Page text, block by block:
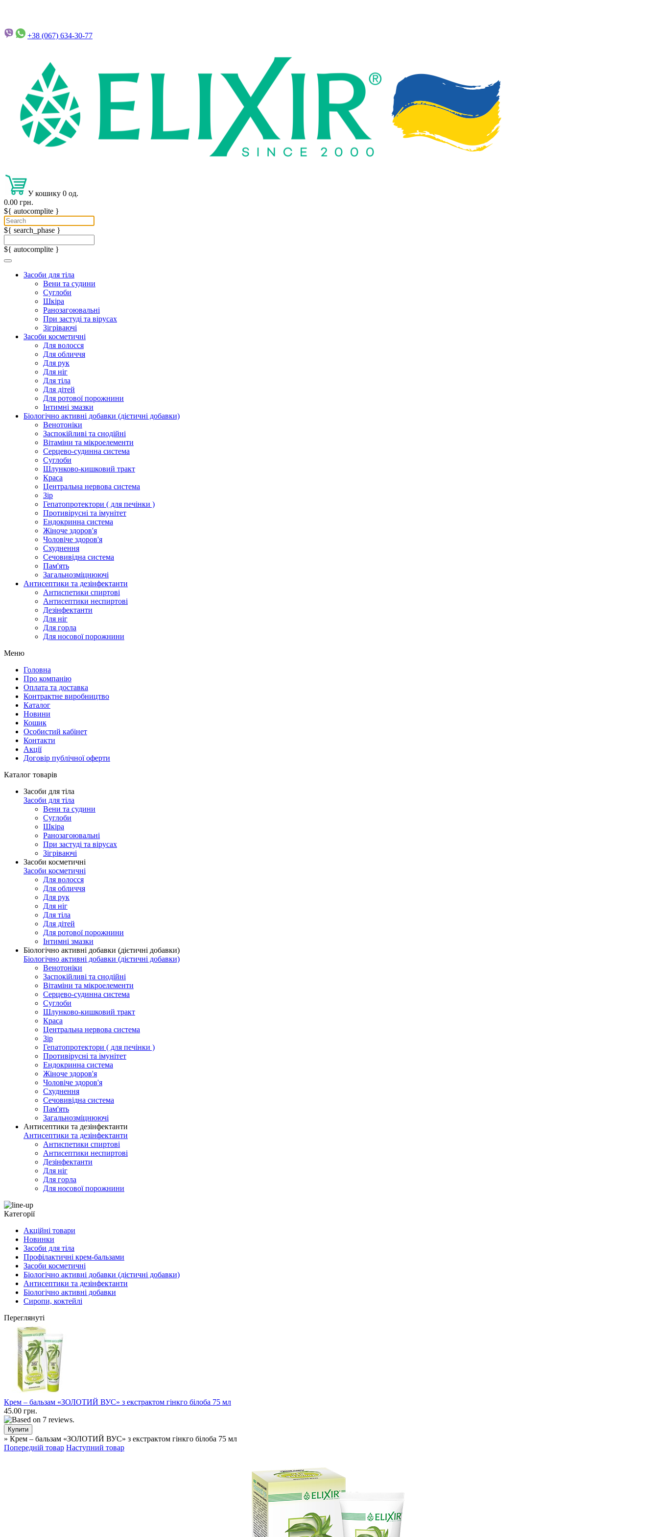
+38 (067) 634-30-77
У кошику 0 од.
0.00 грн.
${ autocomplite }
${ search_phase }
${ autocomplite }
Засоби для тіла
Вени та судини
Суглоби
Шкіра
Ранозагоювальні
При застуді та вірусах
Зігріваючі
Засоби косметичні
Для волосся
Для обличчя
Для рук
Для ніг
Для тіла
Для дітей
Для ротової порожнини
Інтимні змазки
Біологічно активні добавки (дієтичні добавки)
Венотоніки
Заспокійливі та снодійні
Вітаміни та мікроелементи
Серцево-судинна система
Суглоби
Шлунково-кишковий тракт
Краса
Центральна нервова система
Зір
Гепатопротектори ( для печінки )
Противірусні та імунітет
Ендокринна система
Жіноче здоров'я
Чоловіче здоров'я
Схуднення
Сечовивідна система
Пам'ять
Загальнозміцнюючі
Антисептики та дезінфектанти
Антиспетики спиртові
Антисептики неспиртові
Дезінфектанти
Для ніг
Для горла
Для носової порожнини
Меню
Головна
Про компанію
Оплата та доставка
Контрактне виробництво
Каталог
Новини
Кошик
Особистий кабінет
Контакти
Акції
Договір публічної оферти
Каталог товарів
Засоби для тіла
Засоби для тіла
Вени та судини
Суглоби
Шкіра
Ранозагоювальні
При застуді та вірусах
Зігріваючі
Засоби косметичні
Засоби косметичні
Для волосся
Для обличчя
Для рук
Для ніг
Для тіла
Для дітей
Для ротової порожнини
Інтимні змазки
Біологічно активні добавки (дієтичні добавки)
Біологічно активні добавки (дієтичні добавки)
Венотоніки
Заспокійливі та снодійні
Вітаміни та мікроелементи
Серцево-судинна система
Суглоби
Шлунково-кишковий тракт
Краса
Центральна нервова система
Зір
Гепатопротектори ( для печінки )
Противірусні та імунітет
Ендокринна система
Жіноче здоров'я
Чоловіче здоров'я
Схуднення
Сечовивідна система
Пам'ять
Загальнозміцнюючі
Антисептики та дезінфектанти
Антисептики та дезінфектанти
Антиспетики спиртові
Антисептики неспиртові
Дезінфектанти
Для ніг
Для горла
Для носової порожнини
Категорії
Акційні товари
Новинки
Засоби для тіла
Профілактичні крем-бальзами
Засоби косметичні
Біологічно активні добавки (дієтичні добавки)
Антисептики та дезінфектанти
Біологічно активні добавки
Сиропи, коктейлі
Переглянуті
Крем – бальзам «ЗОЛОТИЙ ВУС» з екстрактом гінкго білоба 75 мл
45.00 грн.
» Крем – бальзам «ЗОЛОТИЙ ВУС» з екстрактом гінкго білоба 75 мл
Попередній товар Наступний товар